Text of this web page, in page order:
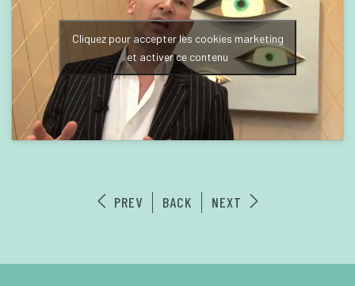
Cliquez pour accepter les cookies marketing
et activer ce contenu
PREV BACK NEXT